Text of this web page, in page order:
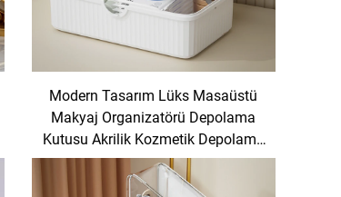
Modern Tasarım Lüks Masaüstü
Makyaj Organizatörü Depolama
Kutusu Akrilik Kozmetik Depolama
Kutusu